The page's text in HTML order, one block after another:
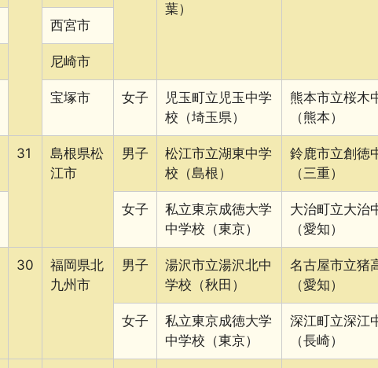
葉）
西宮市
尼崎市
宝塚市 女子
児玉町立児玉中学
校（埼玉県）
熊本市立桜木
（熊本）
31
島根県松
江市
男子
松江市立湖東中学
校（島根）
鈴鹿市立創徳
（三重）
女子
私立東京成徳大学
中学校（東京）
大治町立大治
（愛知）
30
福岡県北
九州市
男子
湯沢市立湯沢北中
学校（秋田）
名古屋市立猪
（愛知）
女子
私立東京成徳大学
中学校（東京）
深江町立深江
（長崎）